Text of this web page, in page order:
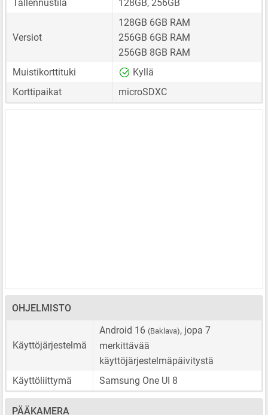
Tallennustila 128GB, 256GB
Versiot
128GB 6GB RAM
256GB 6GB RAM
256GB 8GB RAM
Muistikorttituki
Kyllä
Korttipaikat
microSDXC
OHJELMISTO
Käyttöjärjestelmä
Android 16 (Baklava), jopa 7
merkittävää
käyttöjärjestelmäpäivitystä
Käyttöliittymä
Samsung One UI 8
PÄÄKAMERA